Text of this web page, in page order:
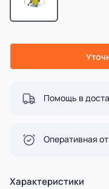
Помощь в
Оперативная
Характеристики